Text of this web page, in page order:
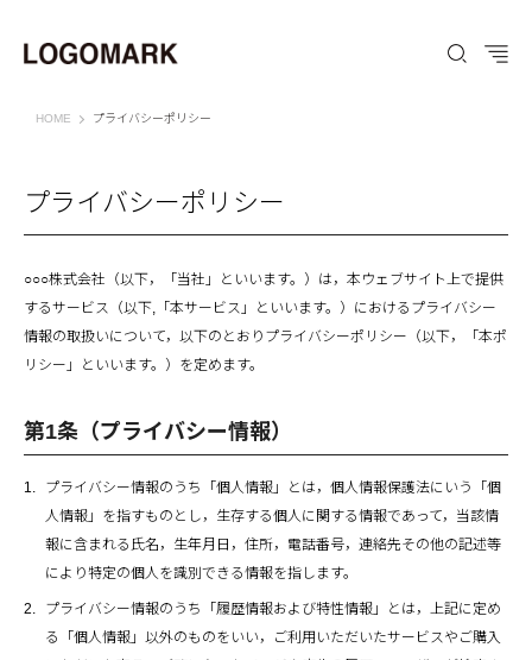
HOME ウェブサイト
プライバシーポリシー
プライバシーポリシー
○○○株式会社（以下，「当社」といいます。）は，本ウェブサイト上で提供
するサービス（以下,「本サービス」といいます。）におけるプライバシー
情報の取扱いについて，以下のとおりプライバシーポリシー（以下，「本ポ
リシー」といいます。）を定めます。
第1条（プライバシー情報）
プライバシー情報のうち「個人情報」とは，個人情報保護法にいう「個
人情報」を指すものとし，生存する個人に関する情報であって，当該情
報に含まれる氏名，生年月日，住所，電話番号，連絡先その他の記述等
により特定の個人を識別できる情報を指します。
プライバシー情報のうち「履歴情報および特性情報」とは，上記に定め
る「個人情報」以外のものをいい，ご利用いただいたサービスやご購入